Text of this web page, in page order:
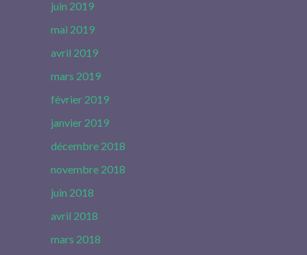
juin 2019
mai 2019
avril 2019
mars 2019
février 2019
janvier 2019
décembre 2018
novembre 2018
juin 2018
avril 2018
mars 2018